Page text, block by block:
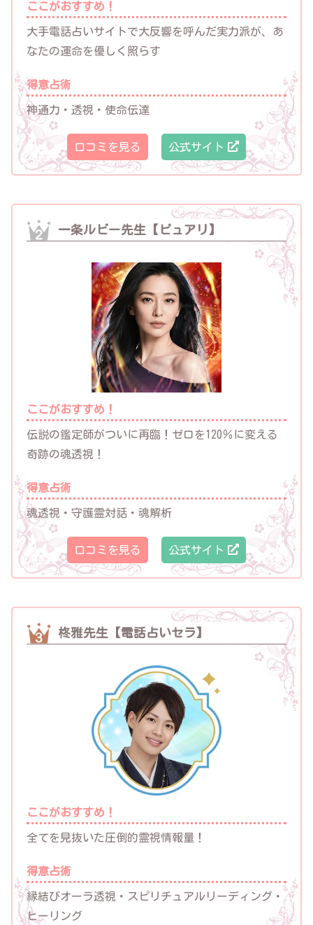
ここがおすすめ！
大手電話占いサイトで大反響を呼んだ実力派が、あ
なたの運命を優しく照らす
得意占術
神通力・透視・使命伝達
口コミを見る 公式サイト
一条ルビー先生【ピュアリ】
ここがおすすめ！
伝説の鑑定師がついに再臨！ゼロを120％に変える
奇跡の魂透視！
得意占術
魂透視・守護霊対話・魂解析
口コミを見る 公式サイト
柊雅先生【電話占いセラ】
ここがおすすめ！
全てを見抜いた圧倒的霊視情報量！
得意占術
縁結びオーラ透視・スピリチュアルリーディング・
ヒーリング